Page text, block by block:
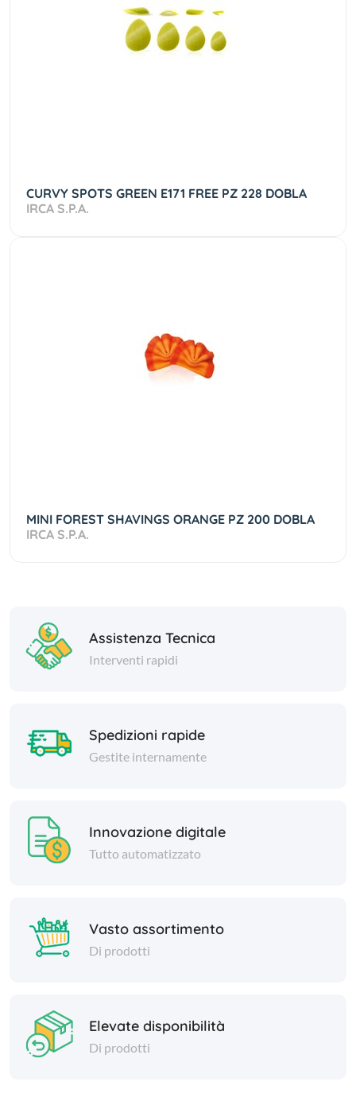
CURVY SPOTS GREEN E171 FREE PZ 228 DOBLA
IRCA S.P.A.
MINI FOREST SHAVINGS ORANGE PZ 200 DOBLA
IRCA S.P.A.
Assistenza Tecnica
Interventi rapidi
Spedizioni rapide
Gestite internamente
Innovazione digitale
Tutto automatizzato
Vasto assortimento
Di prodotti
Elevate disponibilità
Di prodotti